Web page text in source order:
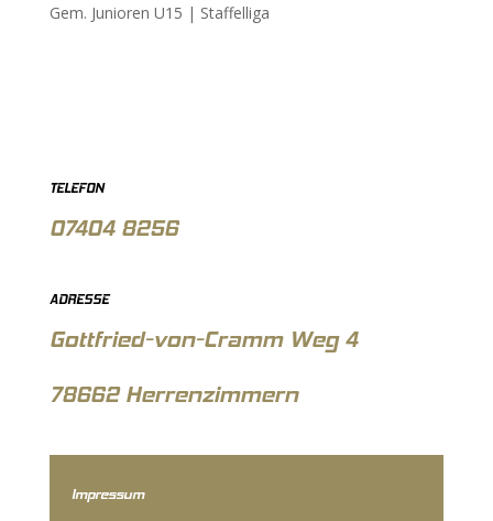
Gem. Junioren U15 | Staffelliga
TELEFON
07404 8256
ADRESSE
Gottfried-von-Cramm Weg 4
78662 Herrenzimmern
Impressum